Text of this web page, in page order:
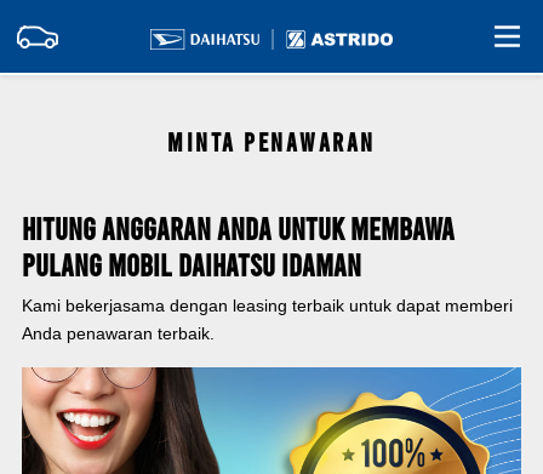
MINTA PENAWARAN
Hitung Anggaran Anda Untuk Membawa
Pulang Mobil Daihatsu Idaman
Kami bekerjasama dengan leasing terbaik untuk dapat memberi
Anda penawaran terbaik.